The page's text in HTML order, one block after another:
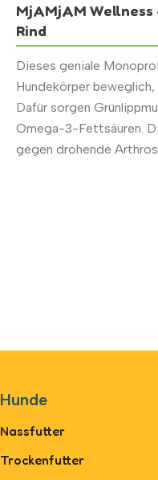
MjAMjAM Wellness
Rind
Dieses geniale
Hundekörper
Dafür sorgen
Omega-3-Fettsäuren.
gegen drohende
Hunde
Nassfutter
Trockenfutter